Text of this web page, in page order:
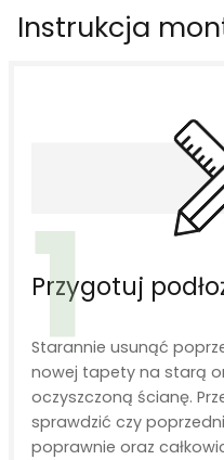
Instrukcja
1
Przygotuj
Starannie usunąć
nowej tapety na starą
oczyszczoną ścianę.
sprawdzić czy
poprawnie oraz